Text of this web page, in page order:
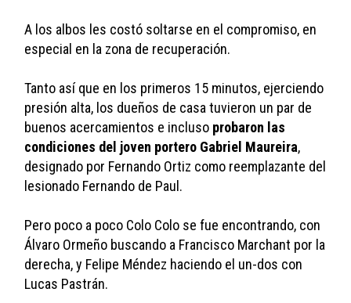
A los albos les costó soltarse en el compromiso, en
especial en la zona de recuperación.
Tanto así que en los primeros 15 minutos, ejerciendo
presión alta, los dueños de casa tuvieron un par de
buenos acercamientos e incluso probaron las
condiciones del joven portero Gabriel Maureira,
designado por Fernando Ortiz como reemplazante del
lesionado Fernando de Paul.
Pero poco a poco Colo Colo se fue encontrando, con
Álvaro Ormeño buscando a Francisco Marchant por la
derecha, y Felipe Méndez haciendo el un-dos con
Lucas Pastrán.